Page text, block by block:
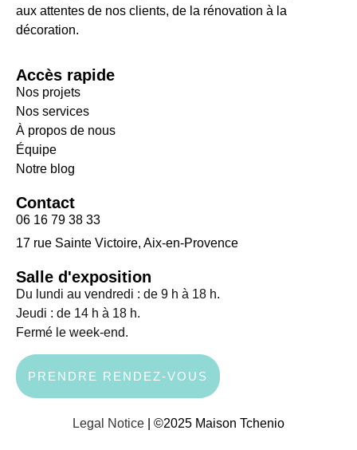
aux attentes de nos clients, de la rénovation à la
décoration.
Accès rapide
Nos projets
Nos services
À propos de nous
Équipe
Notre blog
Contact
06 16 79 38 33
17 rue Sainte Victoire, Aix-en-Provence
Salle d'exposition
Du lundi au vendredi : de 9 h à 18 h.
Jeudi : de 14 h à 18 h.
Fermé le week-end.
PRENDRE RENDEZ-VOUS
Legal Notice | ©2025 Maison Tchenio